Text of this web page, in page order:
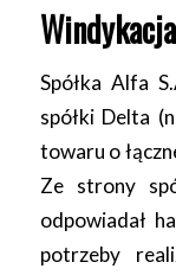
Spółka Alfa
spółki Delta
towaru o
Ze strony
odpowiadał
potrzeby